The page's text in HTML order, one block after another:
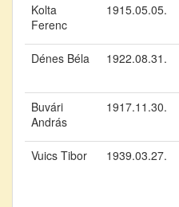
Kolta
Ferenc
1915.05.05.
Dénes Béla 1922.08.31.
Buvári
András
1917.11.30.
Vuics Tibor 1939.03.27.